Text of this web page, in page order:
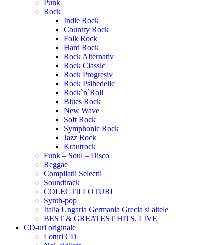
Punk
Rock
Indie Rock
Country Rock
Folk Rock
Hard Rock
Rock Alternativ
Rock Classic
Rock Progresiv
Rock Psihedelic
Rock`n`Roll
Blues Rock
New Wave
Soft Rock
Symphonic Rock
Jazz Rock
Krautrock
Funk – Soul – Disco
Reggae
Compilatii Selectii
Soundtrack
COLECTII LOTURI
Synth-pop
Italia Ungaria Germania Grecia si altele
BEST & GREATEST HITS, LIVE
CD-uri originale
Loturi CD